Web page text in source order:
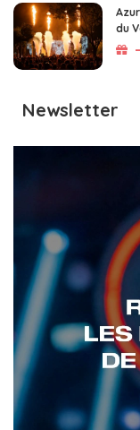
du
Newsletter